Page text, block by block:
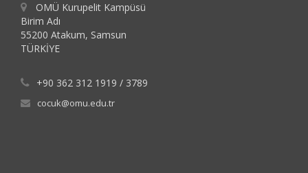
OMÜ Kurupelit Kampüsü
Birim Adı
55200 Atakum, Samsun
TÜRKİYE
+90 362 312 1919 / 3789
cocuk@omu.edu.tr